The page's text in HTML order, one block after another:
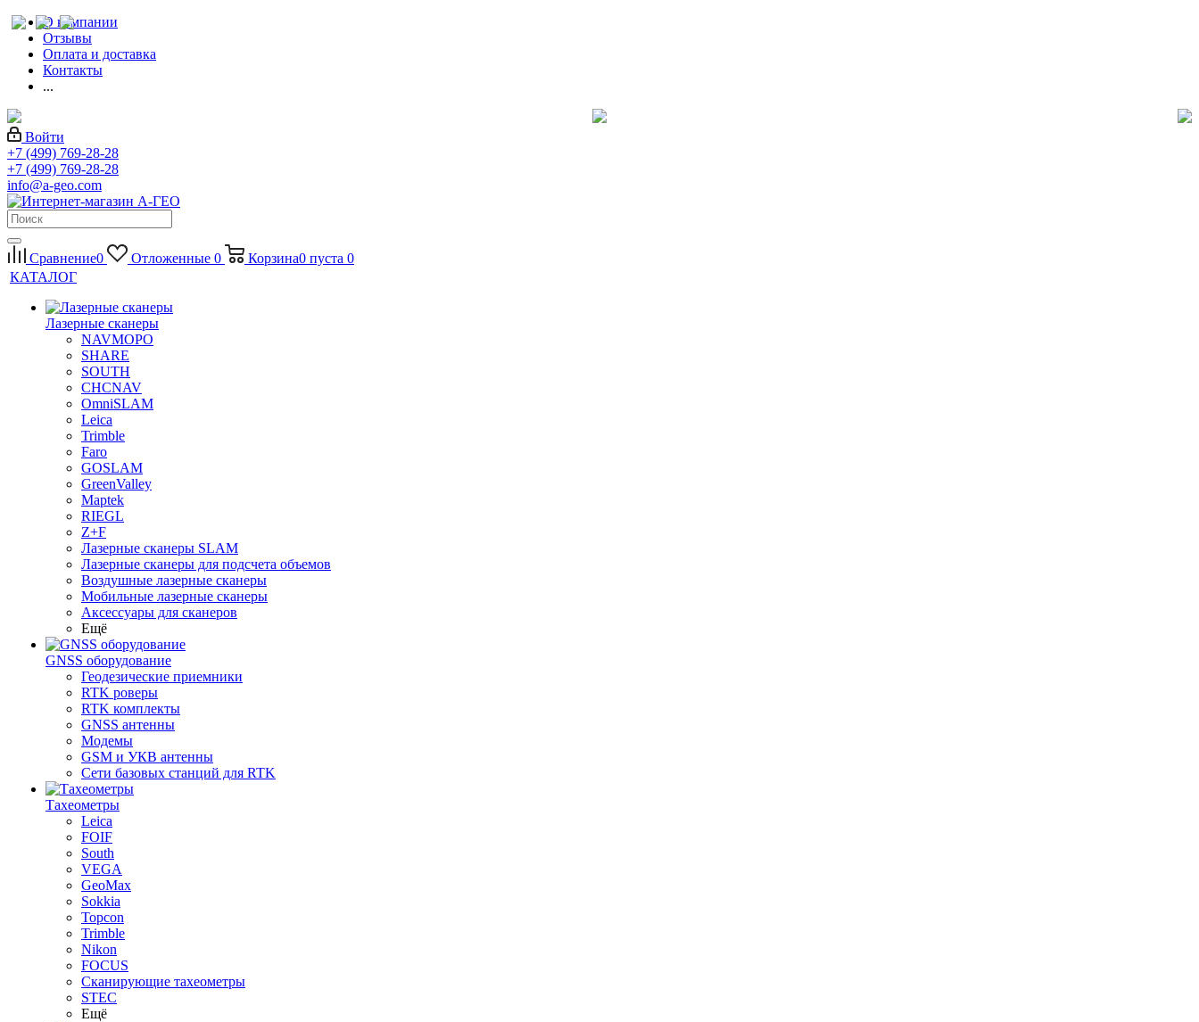
О компании
Отзывы
Оплата и доставка
Контакты
...
Войти
+7 (499) 769-28-28
+7 (499) 769-28-28
info@a-geo.com
Сравнение0 Отложенные 0 Корзина0 пуста 0
КАТАЛОГ
Лазерные сканеры
NAVMOPO
SHARE
SOUTH
CHCNAV
OmniSLAM
Leica
Trimble
Faro
GOSLAM
GreenValley
Maptek
RIEGL
Z+F
Лазерные сканеры SLAM
Лазерные сканеры для подсчета объемов
Воздушные лазерные сканеры
Мобильные лазерные сканеры
Аксессуары для сканеров
Ещё
GNSS оборудование
Геодезические приемники
RTK роверы
RTK комплекты
GNSS антенны
Модемы
GSM и УКВ антенны
Сети базовых станций для RTK
Тахеометры
Leica
FOIF
South
VEGA
GeoMax
Sokkia
Topcon
Trimble
Nikon
FOCUS
Сканирующие тахеометры
STEC
Ещё